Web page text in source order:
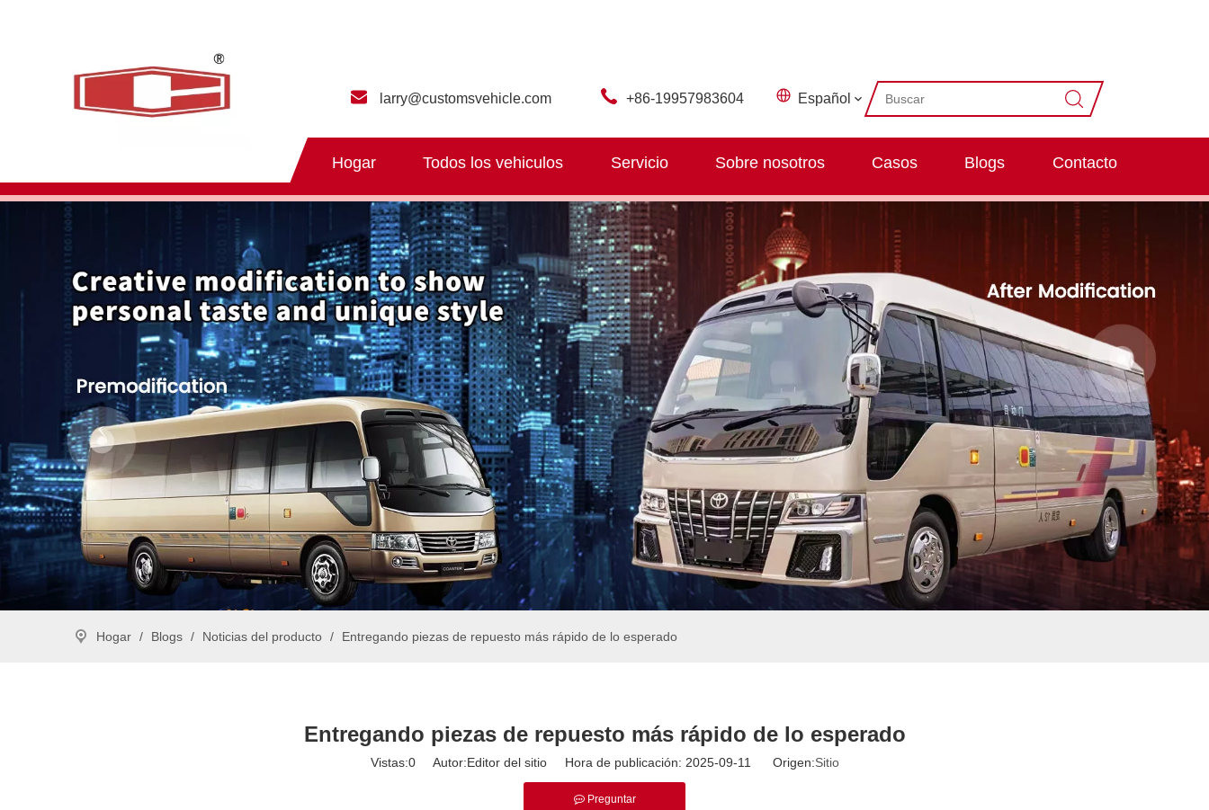
larry@customsvehicle.com +86-19957983604 Español
Hogar Todos los vehiculos Servicio Sobre nosotros Casos Blogs Contacto
Hogar / Blogs / Noticias del producto / Entregando piezas de repuesto más rápido de lo esperado
Entregando piezas de repuesto más rápido de lo esperado
Vistas:0Autor:Editor del sitio Hora de publicación: 2025-09-11 Origen:Sitio
Preguntar